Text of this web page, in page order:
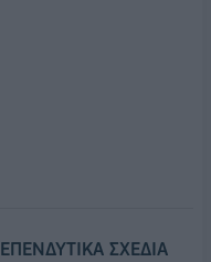
ΕΠΕΝΔΥΤΙΚΑ ΣΧΕΔΙΑ